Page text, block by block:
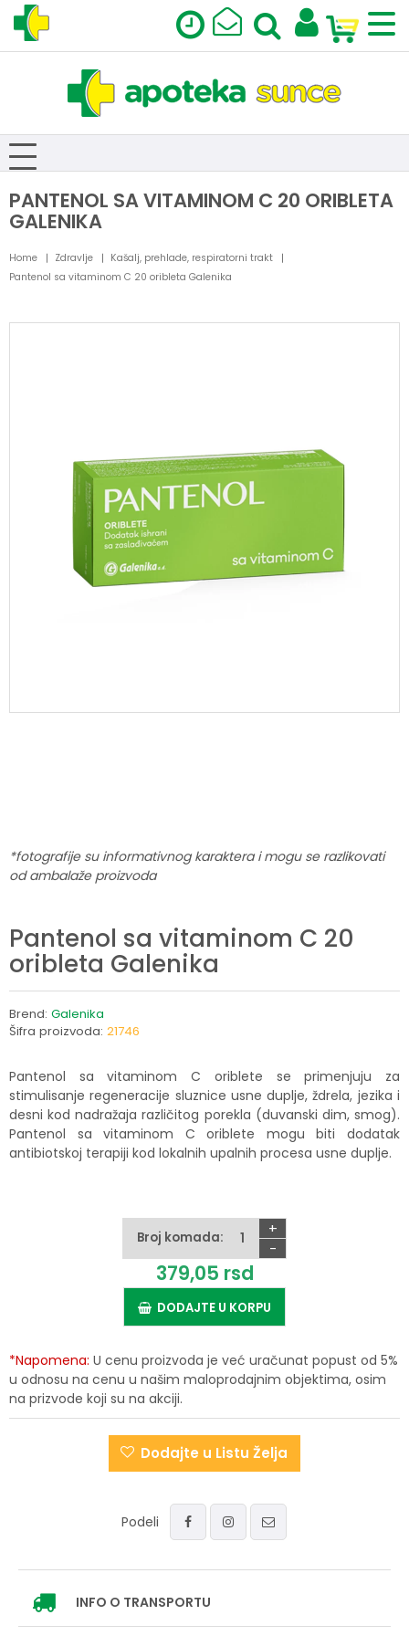
PANTENOL SA VITAMINOM C 20 ORIBLETA
GALENIKA
Home Zdravlje
Kašalj, prehlade, respiratorni trakt
Pantenol sa vitaminom C 20 oribleta Galenika
*fotografije su informativnog karaktera i mogu se razlikovati
od ambalaže proizvoda
Pantenol sa vitaminom C 20
oribleta Galenika
Brend: Galenika
Šifra proizvoda: 21746
Pantenol sa vitaminom C oriblete se primenjuju za
stimulisanje regeneracije sluznice usne duplje, ždrela, jezika i
desni kod nadražaja različitog porekla (duvanski dim, smog).
Pantenol sa vitaminom C oriblete mogu biti dodatak
antibiotskoj terapiji kod lokalnih upalnih procesa usne duplje.
Broj komada:
+
-
379,05 rsd
DODAJTE U KORPU
*Napomena: U cenu proizvoda je već uračunat popust od 5%
u odnosu na cenu u našim maloprodajnim objektima, osim
na prizvode koji su na akciji.
Dodajte u Listu Želja
Podeli
INFO O TRANSPORTU